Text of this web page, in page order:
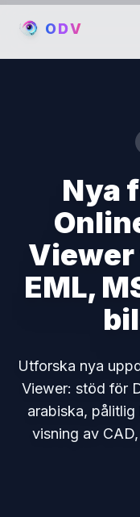
ODV
Nya
Viewer
EML,
Utforska nya
Viewer: stöd för
arabiska,
visning av